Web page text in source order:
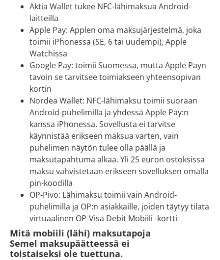
Aktia Wallet tukee NFC-lähimaksua Android-
laitteilla
Apple Pay: Applen oma maksujärjestelmä, joka
toimii iPhonessa (SE, 6 tai uudempi), Apple
Watchissa
Google Pay: toimii Suomessa, mutta Apple Payn
tavoin se tarvitsee toimiakseen yhteensopivan
kortin
Nordea Wallet: NFC-lähimaksu toimii suoraan
Android-puhelimilla ja yhdessä Apple Pay:n
kanssa iPhonessa. Sovellusta ei tarvitse
käynnistää erikseen maksua varten, vain
puhelimen näytön tulee olla päällä ja
maksutapahtuma alkaa. Yli 25 euron ostoksissa
maksu vahvistetaan erikseen sovelluksen omalla
pin-koodilla
OP-Pivo: Lähimaksu toimii vain Android-
puhelimilla ja OP:n asiakkaille, joiden täytyy tilata
virtuaalinen OP-Visa Debit Mobiili -kortti
Mitä mobiili (lähi) maksutapoja
Semel maksupäätteessä ei
toistaiseksi ole tuettuna.